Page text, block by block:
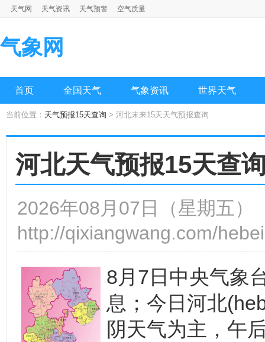
天气网 天气资讯 天气预警 空气质量
气象网
首页 全国天气 气象资讯 世界天气
当前位置： 天气预报15天查询 > 河北末来15天天气预报查询
河北天气预报15天查
2026年08月07日（星期五
http://qixiangwang.com/
8月7日中央气象
息；今日河北
阴天气为主，午